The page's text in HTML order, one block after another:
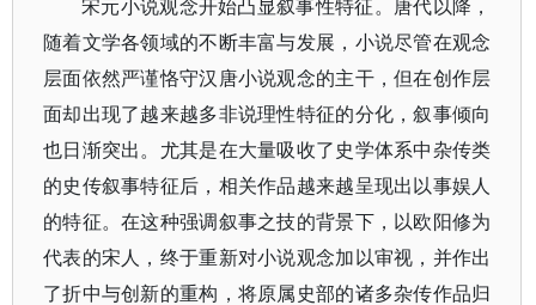
宋元小说观念开始凸显叙事性特征。唐代以降，
随着文学各领域的不断丰富与发展，小说尽管在观念
层面依然严谨恪守汉唐小说观念的主干，但在创作层
面却出现了越来越多非说理性特征的分化，叙事倾向
也日渐突出。尤其是在大量吸收了史学体系中杂传类
的史传叙事特征后，相关作品越来越呈现出以事娱人
的特征。在这种强调叙事之技的背景下，以欧阳修为
代表的宋人，终于重新对小说观念加以审视，并作出
了折中与创新的重构，将原属史部的诸多杂传作品归